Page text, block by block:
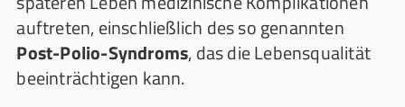
auftreten, einschließlich des so genannten
Post-Polio-Syndroms, das die Lebensqualität
beeinträchtigen kann.